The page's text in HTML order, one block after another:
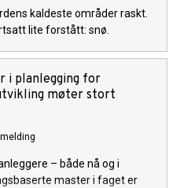
kaldeste områder raskt.
lite forstått: snø.
i planlegging for
møter stort
– både nå og i
master i faget er